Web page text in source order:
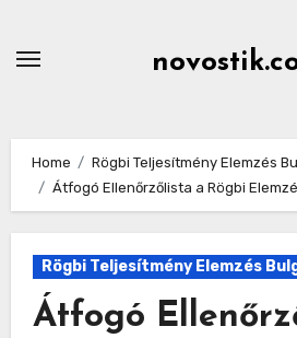
Home
Rögbi Teljesítmény Elemzés
Átfogó Ellenőrzőlista a Rögbi
Rögbi Teljesítmény Elemzés
Átfogó